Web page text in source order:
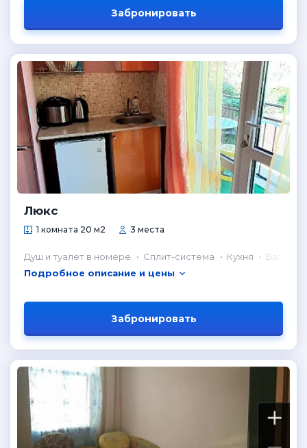
Забронировать
Люкс
1 комната 20 м2 3 места
Душ и туалет в номере Сплит-система Кухня
Балкон
Подробное описание и цены
Забронировать